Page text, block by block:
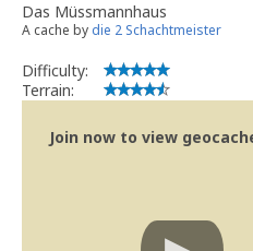
Das Müssmannhaus
A cache by die 2 Schachtmeister
Difficulty:
Terrain:
Join now to view